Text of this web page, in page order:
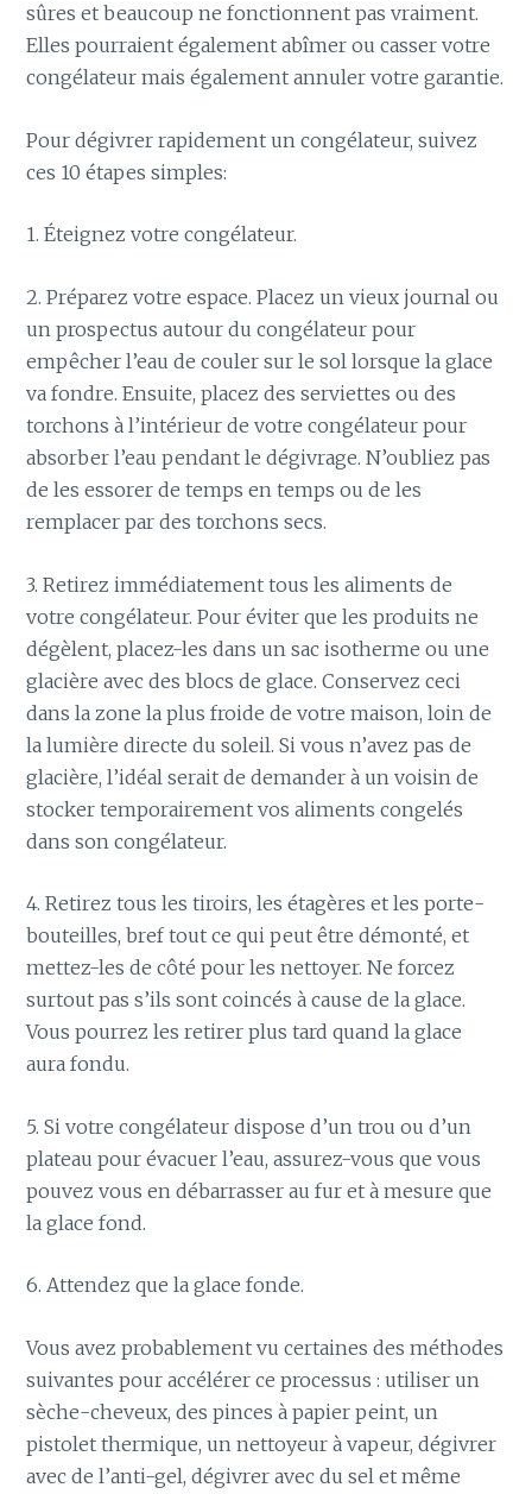
sûres et beaucoup ne fonctionnent pas vraiment.
Elles pourraient également abîmer ou casser votre
congélateur mais également annuler votre garantie.
Pour dégivrer rapidement un congélateur, suivez
ces 10 étapes simples:
1. Éteignez votre congélateur.
2. Préparez votre espace. Placez un vieux journal ou
un prospectus autour du congélateur pour
empêcher l’eau de couler sur le sol lorsque la glace
va fondre. Ensuite, placez des serviettes ou des
torchons à l’intérieur de votre congélateur pour
absorber l’eau pendant le dégivrage. N’oubliez pas
de les essorer de temps en temps ou de les
remplacer par des torchons secs.
3. Retirez immédiatement tous les aliments de
votre congélateur. Pour éviter que les produits ne
dégèlent, placez-les dans un sac isotherme ou une
glacière avec des blocs de glace. Conservez ceci
dans la zone la plus froide de votre maison, loin de
la lumière directe du soleil. Si vous n’avez pas de
glacière, l’idéal serait de demander à un voisin de
stocker temporairement vos aliments congelés
dans son congélateur.
4. Retirez tous les tiroirs, les étagères et les porte-
bouteilles, bref tout ce qui peut être démonté, et
mettez-les de côté pour les nettoyer. Ne forcez
surtout pas s’ils sont coincés à cause de la glace.
Vous pourrez les retirer plus tard quand la glace
aura fondu.
5. Si votre congélateur dispose d’un trou ou d’un
plateau pour évacuer l’eau, assurez-vous que vous
pouvez vous en débarrasser au fur et à mesure que
la glace fond.
6. Attendez que la glace fonde.
Vous avez probablement vu certaines des méthodes
suivantes pour accélérer ce processus : utiliser un
sèche-cheveux, des pinces à papier peint, un
pistolet thermique, un nettoyeur à vapeur, dégivrer
avec de l’anti-gel, dégivrer avec du sel et même